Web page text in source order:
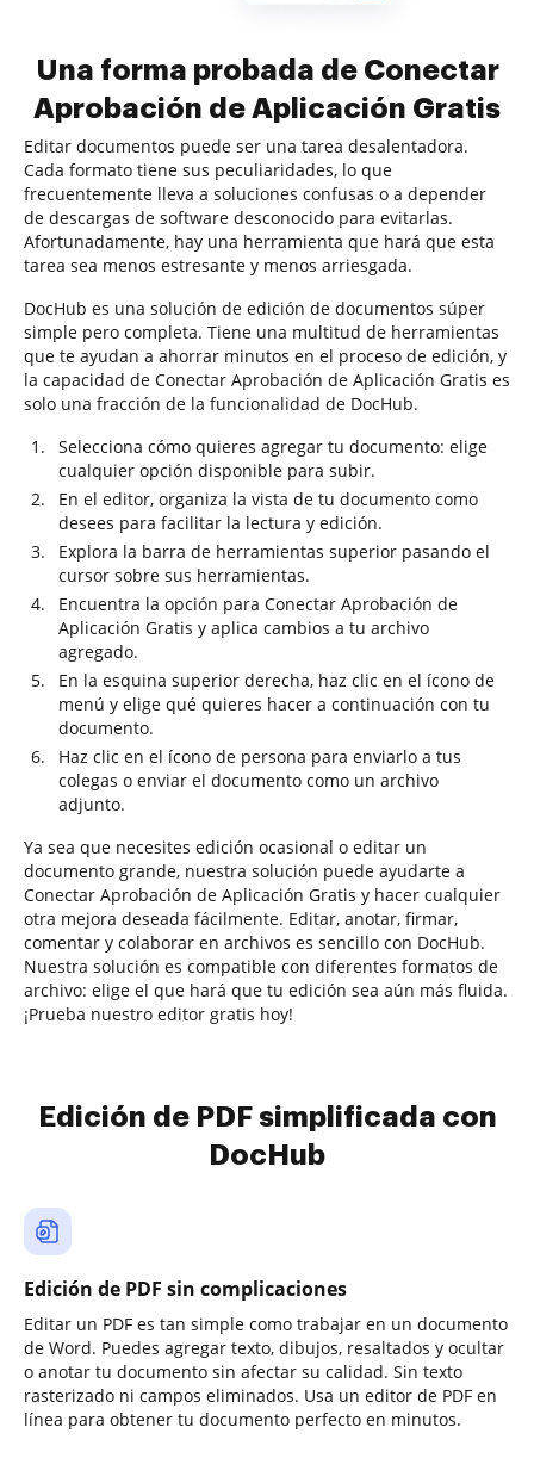
Una forma probada de Conectar
Aprobación de Aplicación Gratis
Editar documentos puede ser una tarea desalentadora.
Cada formato tiene sus peculiaridades, lo que
frecuentemente lleva a soluciones confusas o a depender
de descargas de software desconocido para evitarlas.
Afortunadamente, hay una herramienta que hará que esta
tarea sea menos estresante y menos arriesgada.
DocHub es una solución de edición de documentos súper
simple pero completa. Tiene una multitud de herramientas
que te ayudan a ahorrar minutos en el proceso de edición, y
la capacidad de Conectar Aprobación de Aplicación Gratis es
solo una fracción de la funcionalidad de DocHub.
Selecciona cómo quieres agregar tu documento: elige
cualquier opción disponible para subir.
En el editor, organiza la vista de tu documento como
desees para facilitar la lectura y edición.
Explora la barra de herramientas superior pasando el
cursor sobre sus herramientas.
Encuentra la opción para Conectar Aprobación de
Aplicación Gratis y aplica cambios a tu archivo
agregado.
En la esquina superior derecha, haz clic en el ícono de
menú y elige qué quieres hacer a continuación con tu
documento.
Haz clic en el ícono de persona para enviarlo a tus
colegas o enviar el documento como un archivo
adjunto.
Ya sea que necesites edición ocasional o editar un
documento grande, nuestra solución puede ayudarte a
Conectar Aprobación de Aplicación Gratis y hacer cualquier
otra mejora deseada fácilmente. Editar, anotar, firmar,
comentar y colaborar en archivos es sencillo con DocHub.
Nuestra solución es compatible con diferentes formatos de
archivo: elige el que hará que tu edición sea aún más fluida.
¡Prueba nuestro editor gratis hoy!
Edición de PDF simplificada con
DocHub
Edición de PDF sin complicaciones
Editar un PDF es tan simple como trabajar en un documento
de Word. Puedes agregar texto, dibujos, resaltados y ocultar
o anotar tu documento sin afectar su calidad. Sin texto
rasterizado ni campos eliminados. Usa un editor de PDF en
línea para obtener tu documento perfecto en minutos.